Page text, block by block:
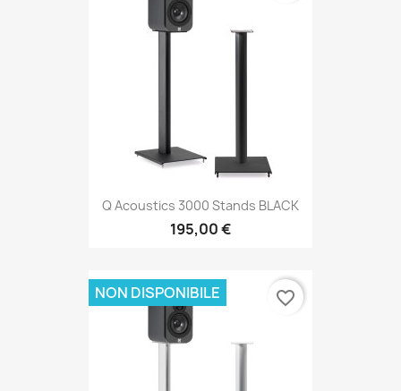
Q Acoustics 3000 Stands BLACK
195,00 €
NON DISPONIBILE favorite_border